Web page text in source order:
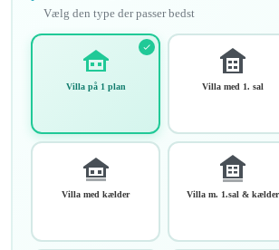
Vælg den type der passer bedst
Villa på 1 plan Villa med 1. sal
Villa med kælder Villa m. 1.sal & kælder